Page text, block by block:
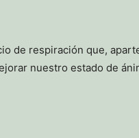
de respiración que,
nuestro estado de